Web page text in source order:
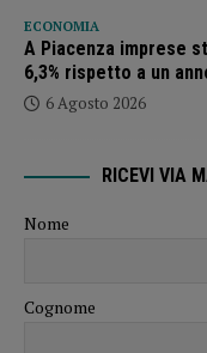
ECONOMIA
A Piacenza imprese
6,3% rispetto a un
6 Agosto 2026
RICEVI VIA
Nome
Cognome